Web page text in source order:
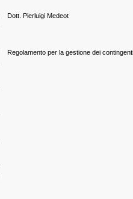
Dott. Pierluigi Medeot
Regolamento per la gestione dei